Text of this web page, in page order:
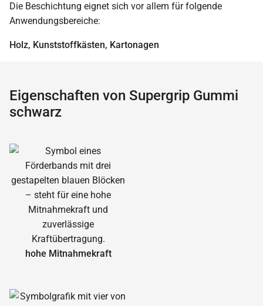
Die Beschichtung eignet sich vor allem für folgende
Anwendungsbereiche:
Holz, Kunststoffkästen, Kartonagen
Eigenschaften von Supergrip Gummi
schwarz
hohe Mitnahmekraft